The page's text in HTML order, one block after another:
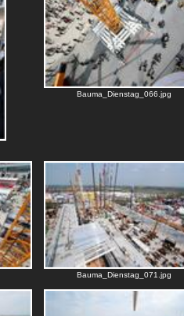
Bauma_Dienstag_066.jpg
Bauma_Dienstag_071.jpg